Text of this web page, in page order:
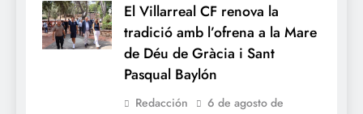
El Villarreal CF renova la
tradició amb l’ofrena a la Mare
de Déu de Gràcia i Sant
Pasqual Baylón
Redacción
6 de agosto de